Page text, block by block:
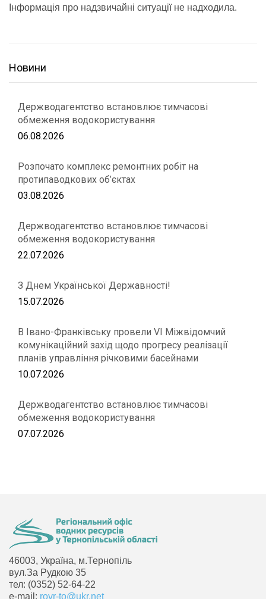
Інформація про надзвичайні ситуації не надходила.
Новини
Держводагентство встановлює тимчасові
обмеження водокористування
06.08.2026
Розпочато комплекс ремонтних робіт на
протипаводкових об’єктах
03.08.2026
Держводагентство встановлює тимчасові
обмеження водокористування
22.07.2026
З Днем Української Державності!
15.07.2026
В Івано-Франківську провели VІ Міжвідомчий
комунікаційний захід щодо прогресу реалізації
планів управління річковими басейнами
10.07.2026
Держводагентство встановлює тимчасові
обмеження водокористування
07.07.2026
46003, Україна, м.Тернопіль
вул.За Рудкою 35
тел: (0352) 52-64-22
e-mail: rovr-to@ukr.net